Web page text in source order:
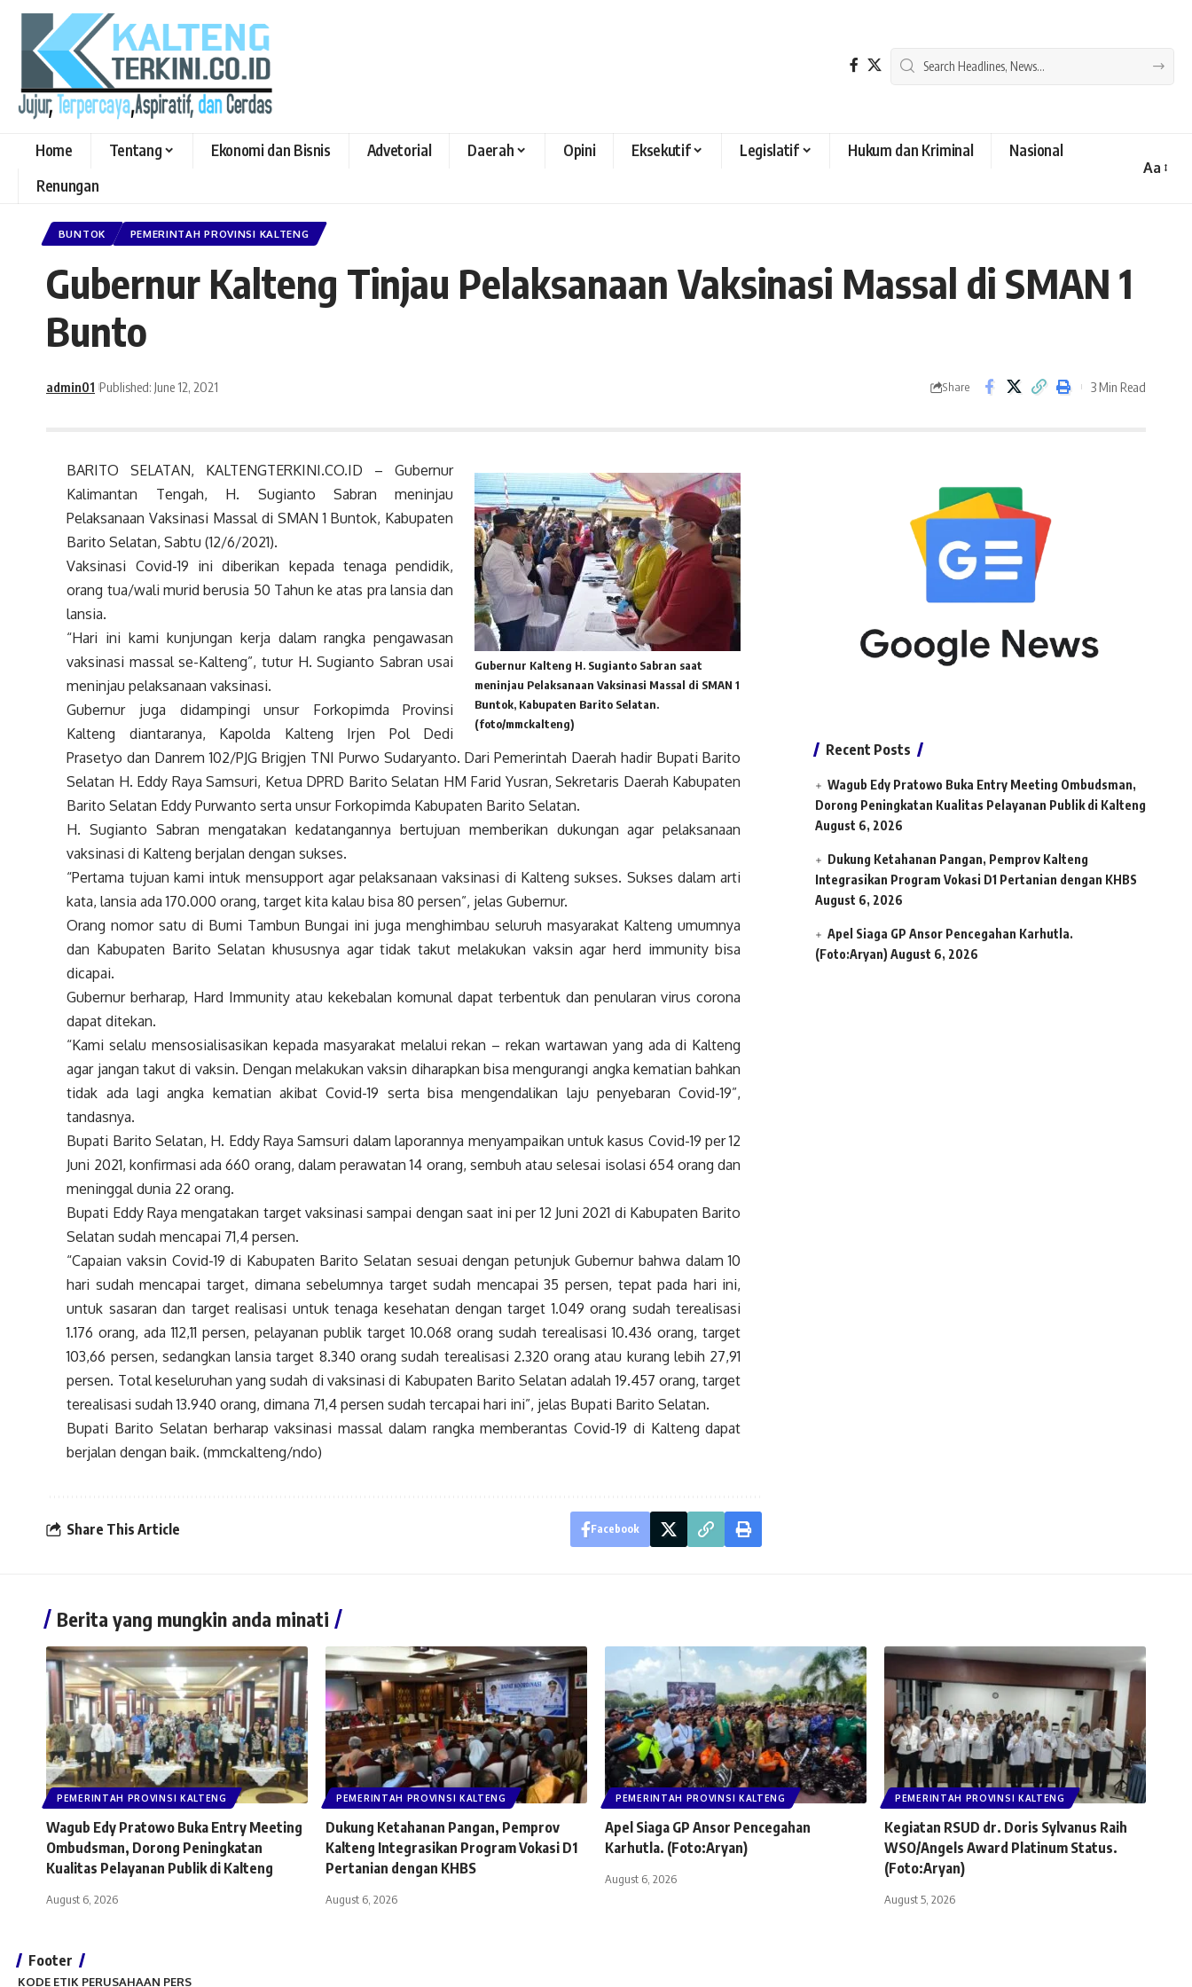
Home Tentang Ekonomi dan Bisnis Advetorial Daerah Opini Eksekutif Legislatif Hukum dan Kriminal
Nasional
Renungan
Font
Aa
BUNTOK PEMERINTAH PROVINSI KALTENG
Gubernur Kalteng Tinjau Pelaksanaan Vaksinasi Massal di SMAN 1
Bunto
admin01 Published: June 12, 2021 Share 3 Min Read
Gubernur Kalteng H. Sugianto Sabran saat
meninjau Pelaksanaan Vaksinasi Massal di SMAN 1
Buntok, Kabupaten Barito Selatan.
(foto/mmckalteng)
BARITO SELATAN, KALTENGTERKINI.CO.ID – Gubernur
Kalimantan Tengah, H. Sugianto Sabran meninjau
Pelaksanaan Vaksinasi Massal di SMAN 1 Buntok, Kabupaten
Barito Selatan, Sabtu (12/6/2021).
Vaksinasi Covid-19 ini diberikan kepada tenaga pendidik,
orang tua/wali murid berusia 50 Tahun ke atas pra lansia dan
lansia.
“Hari ini kami kunjungan kerja dalam rangka pengawasan
vaksinasi massal se-Kalteng”, tutur H. Sugianto Sabran usai
meninjau pelaksanaan vaksinasi.
Gubernur juga didampingi unsur Forkopimda Provinsi
Kalteng diantaranya, Kapolda Kalteng Irjen Pol Dedi
Prasetyo dan Danrem 102/PJG Brigjen TNI Purwo Sudaryanto. Dari Pemerintah Daerah hadir Bupati Barito
Selatan H. Eddy Raya Samsuri, Ketua DPRD Barito Selatan HM Farid Yusran, Sekretaris Daerah Kabupaten
Barito Selatan Eddy Purwanto serta unsur Forkopimda Kabupaten Barito Selatan.
H. Sugianto Sabran mengatakan kedatangannya bertujuan memberikan dukungan agar pelaksanaan
vaksinasi di Kalteng berjalan dengan sukses.
“Pertama tujuan kami intuk mensupport agar pelaksanaan vaksinasi di Kalteng sukses. Sukses dalam arti
kata, lansia ada 170.000 orang, target kita kalau bisa 80 persen”, jelas Gubernur.
Orang nomor satu di Bumi Tambun Bungai ini juga menghimbau seluruh masyarakat Kalteng umumnya
dan Kabupaten Barito Selatan khususnya agar tidak takut melakukan vaksin agar herd immunity bisa
dicapai.
Gubernur berharap, Hard Immunity atau kekebalan komunal dapat terbentuk dan penularan virus corona
dapat ditekan.
“Kami selalu mensosialisasikan kepada masyarakat melalui rekan – rekan wartawan yang ada di Kalteng
agar jangan takut di vaksin. Dengan melakukan vaksin diharapkan bisa mengurangi angka kematian bahkan
tidak ada lagi angka kematian akibat Covid-19 serta bisa mengendalikan laju penyebaran Covid-19”,
tandasnya.
Bupati Barito Selatan, H. Eddy Raya Samsuri dalam laporannya menyampaikan untuk kasus Covid-19 per 12
Juni 2021, konfirmasi ada 660 orang, dalam perawatan 14 orang, sembuh atau selesai isolasi 654 orang dan
meninggal dunia 22 orang.
Bupati Eddy Raya mengatakan target vaksinasi sampai dengan saat ini per 12 Juni 2021 di Kabupaten Barito
Selatan sudah mencapai 71,4 persen.
“Capaian vaksin Covid-19 di Kabupaten Barito Selatan sesuai dengan petunjuk Gubernur bahwa dalam 10
hari sudah mencapai target, dimana sebelumnya target sudah mencapai 35 persen, tepat pada hari ini,
untuk sasaran dan target realisasi untuk tenaga kesehatan dengan target 1.049 orang sudah terealisasi
1.176 orang, ada 112,11 persen, pelayanan publik target 10.068 orang sudah terealisasi 10.436 orang, target
103,66 persen, sedangkan lansia target 8.340 orang sudah terealisasi 2.320 orang atau kurang lebih 27,91
persen. Total keseluruhan yang sudah di vaksinasi di Kabupaten Barito Selatan adalah 19.457 orang, target
terealisasi sudah 13.940 orang, dimana 71,4 persen sudah tercapai hari ini”, jelas Bupati Barito Selatan.
Bupati Barito Selatan berharap vaksinasi massal dalam rangka memberantas Covid-19 di Kalteng dapat
berjalan dengan baik. (mmckalteng/ndo)
Share This Article Facebook
Recent Posts
Wagub Edy Pratowo Buka Entry Meeting Ombudsman,
Dorong Peningkatan Kualitas Pelayanan Publik di Kalteng
August 6, 2026
Dukung Ketahanan Pangan, Pemprov Kalteng
Integrasikan Program Vokasi D1 Pertanian dengan KHBS
August 6, 2026
Apel Siaga GP Ansor Pencegahan Karhutla.
(Foto:Aryan) August 6, 2026
Berita yang mungkin anda minati
PEMERINTAH PROVINSI KALTENG
Wagub Edy Pratowo Buka Entry Meeting
Ombudsman, Dorong Peningkatan
Kualitas Pelayanan Publik di Kalteng
August 6, 2026
PEMERINTAH PROVINSI KALTENG
Dukung Ketahanan Pangan, Pemprov
Kalteng Integrasikan Program Vokasi D1
Pertanian dengan KHBS
August 6, 2026
PEMERINTAH PROVINSI KALTENG
Apel Siaga GP Ansor Pencegahan
Karhutla. (Foto:Aryan)
August 6, 2026
PEMERINTAH PROVINSI KALTENG
Kegiatan RSUD dr. Doris Sylvanus Raih
WSO/Angels Award Platinum Status.
(Foto:Aryan)
August 5, 2026
Footer
KODE ETIK PERUSAHAAN PERS